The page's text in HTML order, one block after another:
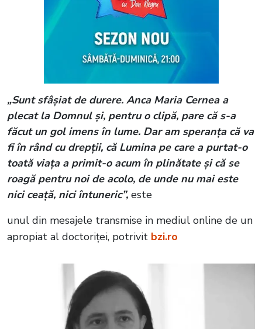
„Sunt sfâșiat de durere. Anca Maria Cernea a
plecat la Domnul și, pentru o clipă, pare că s-a
făcut un gol imens în lume. Dar am speranța că va
fi în rând cu drepții, că Lumina pe care a purtat-o
toată viața a primit-o acum în plinătate și că se
roagă pentru noi de acolo, de unde nu mai este
nici ceață, nici întuneric”, este
unul din mesajele transmise in mediul online de un
apropiat al doctoriței, potrivit bzi.ro